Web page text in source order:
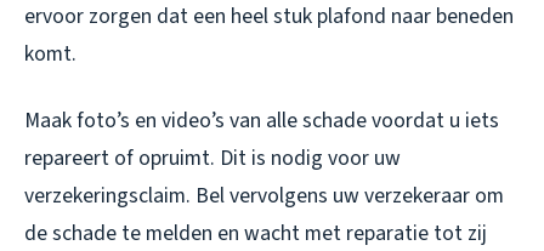
ervoor zorgen dat een heel stuk plafond naar beneden
komt.
Maak foto’s en video’s van alle schade voordat u iets
repareert of opruimt. Dit is nodig voor uw
verzekeringsclaim. Bel vervolgens uw verzekeraar om
de schade te melden en wacht met reparatie tot zij